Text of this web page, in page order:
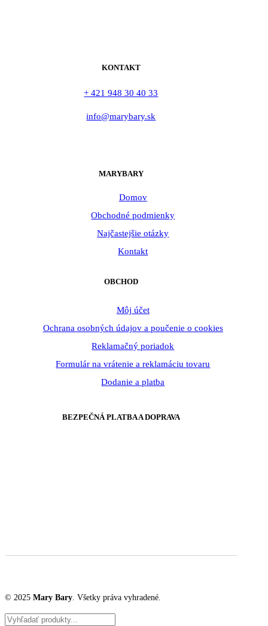
KONTAKT
+ 421 948 30 40 33
info@marybary.sk
MARYBARY
Domov
Obchodné podmienky
Najčastejšie otázky
Kontakt
OBCHOD
Môj účet
Ochrana osobných údajov a poučenie o cookies
Reklamačný poriadok
Formulár na vrátenie a reklamáciu tovaru
Dodanie a platba
BEZPEČNÁ PLATBA A DOPRAVA
© 2025 Mary Bary. Všetky práva vyhradené.
Products